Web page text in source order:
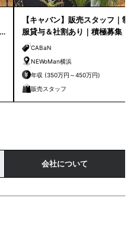
【キャバン】販売スタッフ｜制
服貸与＆社割あり｜積極募集｜
NEWoMan横浜
CABaN
NEWoMan横浜
年収 (350万円～450万円)
販売スタッフ
会社について